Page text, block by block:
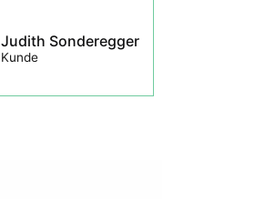
Judith Sonderegger
Kunde